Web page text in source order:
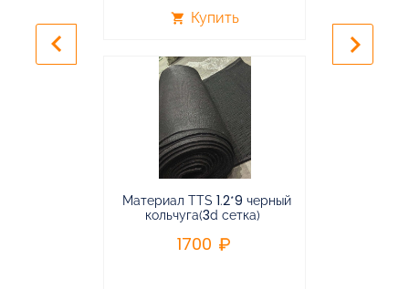
shopping_cart Купить
Материал TTS 1.2*9 черный
кольчуга(3d сетка)
1700
keyboard_arrow_left keyboard_arrow_right